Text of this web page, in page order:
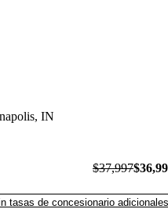
IN
$37,997
tasas de concesionario adicionales